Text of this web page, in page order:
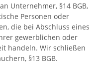
Unternehmer, §14 BGB,
Personen oder
die bei Abschluss eines
gewerblichen oder
handeln. Wir schließen
§13 BGB.